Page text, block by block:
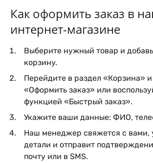
Как оформить заказ в
интернет-магазине
Выберите нужный товар и
корзину.
Перейдите в раздел «Корзина»
«Оформить заказ» или
функцией «Быстрый заказ».
Укажите ваши данные: ФИО,
Наш менеджер свяжется с вами,
детали и отправит
почту или в SMS.